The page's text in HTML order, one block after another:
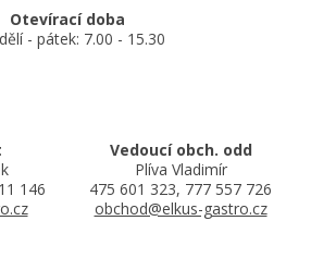
Otevírací doba
- pátek: 7.00 - 15.30
146
Vedoucí obch. odd
Plíva Vladimír
475 601 323, 777 557 726
obchod@elkus-gastro.cz